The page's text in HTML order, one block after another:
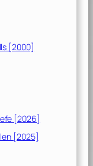
[2000]
[2026]
[2025]